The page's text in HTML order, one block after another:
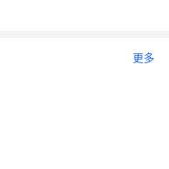
更多